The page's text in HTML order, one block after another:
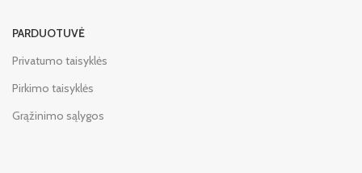
PARDUOTUVĖ
Privatumo taisyklės
Pirkimo taisyklės
Grąžinimo sąlygos